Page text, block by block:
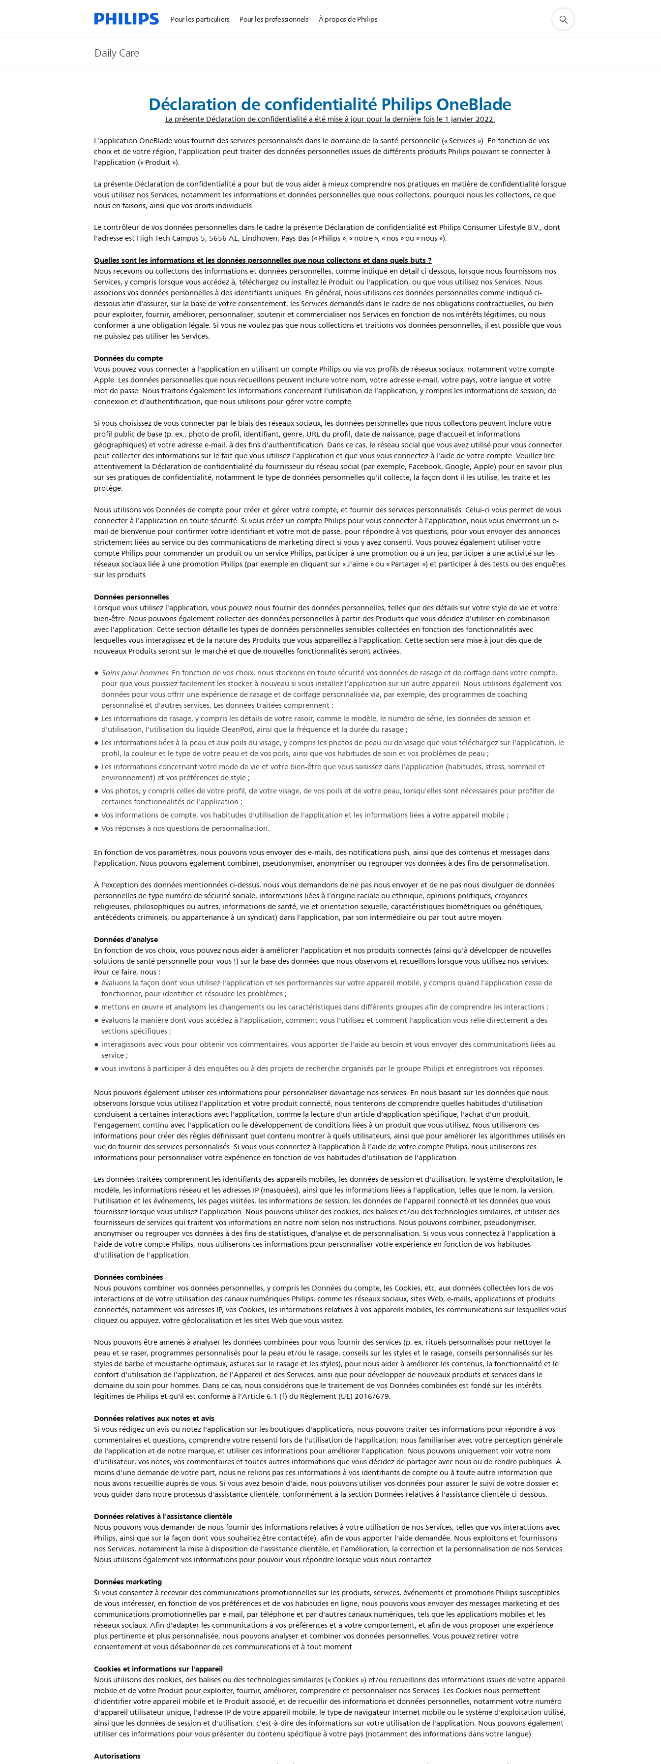
Pour les particuliers Pour les professionnels À propos de Philips
Daily Care
Déclaration de confidentialité Philips OneBlade
La présente Déclaration de confidentialité a été mise à jour pour la dernière fois le 1 janvier 2022.
L'application OneBlade vous fournit des services personnalisés dans le domaine de la santé personnelle (« Services »). En fonction de vos
choix et de votre région, l'application peut traiter des données personnelles issues de différents produits Philips pouvant se connecter à
l'application (« Produit »).
La présente Déclaration de confidentialité a pour but de vous aider à mieux comprendre nos pratiques en matière de confidentialité lorsque
vous utilisez nos Services, notamment les informations et données personnelles que nous collectons, pourquoi nous les collectons, ce que
nous en faisons, ainsi que vos droits individuels.
Le contrôleur de vos données personnelles dans le cadre la présente Déclaration de confidentialité est Philips Consumer Lifestyle B.V., dont
l'adresse est High Tech Campus 5, 5656 AE, Eindhoven, Pays-Bas (« Philips », « notre », « nos » ou « nous »).
Quelles sont les informations et les données personnelles que nous collectons et dans quels buts ?
Nous recevons ou collectons des informations et données personnelles, comme indiqué en détail ci-dessous, lorsque nous fournissons nos
Services, y compris lorsque vous accédez à, téléchargez ou installez le Produit ou l'application, ou que vous utilisez nos Services. Nous
associons vos données personnelles à des identifiants uniques. En général, nous utilisons ces données personnelles comme indiqué ci-
dessous afin d'assurer, sur la base de votre consentement, les Services demandés dans le cadre de nos obligations contractuelles, ou bien
pour exploiter, fournir, améliorer, personnaliser, soutenir et commercialiser nos Services en fonction de nos intérêts légitimes, ou nous
conformer à une obligation légale. Si vous ne voulez pas que nous collections et traitions vos données personnelles, il est possible que vous
ne puissiez pas utiliser les Services.
Données du compte
Vous pouvez vous connecter à l'application en utilisant un compte Philips ou via vos profils de réseaux sociaux, notamment votre compte
Apple. Les données personnelles que nous recueillons peuvent inclure votre nom, votre adresse e-mail, votre pays, votre langue et votre
mot de passe. Nous traitons également les informations concernant l'utilisation de l'application, y compris les informations de session, de
connexion et d'authentification, que nous utilisons pour gérer votre compte.
Si vous choisissez de vous connecter par le biais des réseaux sociaux, les données personnelles que nous collectons peuvent inclure votre
profil public de base (p. ex., photo de profil, identifiant, genre, URL du profil, date de naissance, page d'accueil et informations
géographiques) et votre adresse e-mail, à des fins d'authentification. Dans ce cas, le réseau social que vous avez utilisé pour vous connecter
peut collecter des informations sur le fait que vous utilisez l'application et que vous vous connectez à l'aide de votre compte. Veuillez lire
attentivement la Déclaration de confidentialité du fournisseur du réseau social (par exemple, Facebook, Google, Apple) pour en savoir plus
sur ses pratiques de confidentialité, notamment le type de données personnelles qu'il collecte, la façon dont il les utilise, les traite et les
protège.
Nous utilisons vos Données de compte pour créer et gérer votre compte, et fournir des services personnalisés. Celui-ci vous permet de vous
connecter à l'application en toute sécurité. Si vous créez un compte Philips pour vous connecter à l'application, nous vous enverrons un e-
mail de bienvenue pour confirmer votre identifiant et votre mot de passe, pour répondre à vos questions, pour vous envoyer des annonces
strictement liées au service ou des communications de marketing direct si vous y avez consenti. Vous pouvez également utiliser votre
compte Philips pour commander un produit ou un service Philips, participer à une promotion ou à un jeu, participer à une activité sur les
réseaux sociaux liée à une promotion Philips (par exemple en cliquant sur « J'aime » ou « Partager ») et participer à des tests ou des enquêtes
sur les produits.
Données personnelles
Lorsque vous utilisez l'application, vous pouvez nous fournir des données personnelles, telles que des détails sur votre style de vie et votre
bien-être. Nous pouvons également collecter des données personnelles à partir des Produits que vous décidez d'utiliser en combinaison
avec l'application. Cette section détaille les types de données personnelles sensibles collectées en fonction des fonctionnalités avec
lesquelles vous interagissez et de la nature des Produits que vous appareillez à l'application. Cette section sera mise à jour dès que de
nouveaux Produits seront sur le marché et que de nouvelles fonctionnalités seront activées.
Soins pour hommes. En fonction de vos choix, nous stockons en toute sécurité vos données de rasage et de coiffage dans votre compte,
pour que vous puissiez facilement les stocker à nouveau si vous installez l'application sur un autre appareil. Nous utilisons également vos
données pour vous offrir une expérience de rasage et de coiffage personnalisée via, par exemple, des programmes de coaching
personnalisé et d'autres services. Les données traitées comprennent :
Les informations de rasage, y compris les détails de votre rasoir, comme le modèle, le numéro de série, les données de session et
d'utilisation, l'utilisation du liquide CleanPod, ainsi que la fréquence et la durée du rasage ;
Les informations liées à la peau et aux poils du visage, y compris les photos de peau ou de visage que vous téléchargez sur l'application, le
profil, la couleur et le type de votre peau et de vos poils, ainsi que vos habitudes de soin et vos problèmes de peau ;
Les informations concernant votre mode de vie et votre bien-être que vous saisissez dans l'application (habitudes, stress, sommeil et
environnement) et vos préférences de style ;
Vos photos, y compris celles de votre profil, de votre visage, de vos poils et de votre peau, lorsqu'elles sont nécessaires pour profiter de
certaines fonctionnalités de l'application ;
Vos informations de compte, vos habitudes d'utilisation de l'application et les informations liées à votre appareil mobile ;
Vos réponses à nos questions de personnalisation.
En fonction de vos paramètres, nous pouvons vous envoyer des e-mails, des notifications push, ainsi que des contenus et messages dans
l'application. Nous pouvons également combiner, pseudonymiser, anonymiser ou regrouper vos données à des fins de personnalisation.
À l'exception des données mentionnées ci-dessus, nous vous demandons de ne pas nous envoyer et de ne pas nous divulguer de données
personnelles de type numéro de sécurité sociale, informations liées à l'origine raciale ou ethnique, opinions politiques, croyances
religieuses, philosophiques ou autres, informations de santé, vie et orientation sexuelle, caractéristiques biométriques ou génétiques,
antécédents criminels, ou appartenance à un syndicat) dans l'application, par son intermédiaire ou par tout autre moyen.
Données d'analyse
En fonction de vos choix, vous pouvez nous aider à améliorer l'application et nos produits connectés (ainsi qu'à développer de nouvelles
solutions de santé personnelle pour vous !) sur la base des données que nous observons et recueillons lorsque vous utilisez nos services.
Pour ce faire, nous :
évaluons la façon dont vous utilisez l'application et ses performances sur votre appareil mobile, y compris quand l'application cesse de
fonctionner, pour identifier et résoudre les problèmes ;
mettons en œuvre et analysons les changements ou les caractéristiques dans différents groupes afin de comprendre les interactions ;
évaluons la manière dont vous accédez à l'application, comment vous l'utilisez et comment l'application vous relie directement à des
sections spécifiques ;
interagissons avec vous pour obtenir vos commentaires, vous apporter de l'aide au besoin et vous envoyer des communications liées au
service ;
vous invitons à participer à des enquêtes ou à des projets de recherche organisés par le groupe Philips et enregistrons vos réponses.
Nous pouvons également utiliser ces informations pour personnaliser davantage nos services. En nous basant sur les données que nous
observons lorsque vous utilisez l'application et votre produit connecté, nous tenterons de comprendre quelles habitudes d'utilisation
conduisent à certaines interactions avec l'application, comme la lecture d'un article d'application spécifique, l'achat d'un produit,
l'engagement continu avec l'application ou le développement de conditions liées à un produit que vous utilisez. Nous utiliserons ces
informations pour créer des règles définissant quel contenu montrer à quels utilisateurs, ainsi que pour améliorer les algorithmes utilisés en
vue de fournir des services personnalisés. Si vous vous connectez à l'application à l'aide de votre compte Philips, nous utiliserons ces
informations pour personnaliser votre expérience en fonction de vos habitudes d'utilisation de l'application.
Les données traitées comprennent les identifiants des appareils mobiles, les données de session et d'utilisation, le système d'exploitation, le
modèle, les informations réseau et les adresses IP (masquées), ainsi que les informations liées à l'application, telles que le nom, la version,
l'utilisation et les événements, les pages visitées, les informations de session, les données de l'appareil connecté et les données que vous
fournissez lorsque vous utilisez l'application. Nous pouvons utiliser des cookies, des balises et/ou des technologies similaires, et utiliser des
fournisseurs de services qui traitent vos informations en notre nom selon nos instructions. Nous pouvons combiner, pseudonymiser,
anonymiser ou regrouper vos données à des fins de statistiques, d'analyse et de personnalisation. Si vous vous connectez à l'application à
l'aide de votre compte Philips, nous utiliserons ces informations pour personnaliser votre expérience en fonction de vos habitudes
d'utilisation de l'application.
Données combinées
Nous pouvons combiner vos données personnelles, y compris les Données du compte, les Cookies, etc. aux données collectées lors de vos
interactions et de votre utilisation des canaux numériques Philips, comme les réseaux sociaux, sites Web, e-mails, applications et produits
connectés, notamment vos adresses IP, vos Cookies, les informations relatives à vos appareils mobiles, les communications sur lesquelles vous
cliquez ou appuyez, votre géolocalisation et les sites Web que vous visitez.
Nous pouvons être amenés à analyser les données combinées pour vous fournir des services (p. ex. rituels personnalisés pour nettoyer la
peau et se raser, programmes personnalisés pour la peau et/ou le rasage, conseils sur les styles et le rasage, conseils personnalisés sur les
styles de barbe et moustache optimaux, astuces sur le rasage et les styles), pour nous aider à améliorer les contenus, la fonctionnalité et le
confort d'utilisation de l'application, de l'Appareil et des Services, ainsi que pour développer de nouveaux produits et services dans le
domaine du soin pour hommes. Dans ce cas, nous considérons que le traitement de vos Données combinées est fondé sur les intérêts
légitimes de Philips et qu'il est conforme à l'Article 6.1 (f) du Règlement (UE) 2016/679.
Données relatives aux notes et avis
Si vous rédigez un avis ou notez l'application sur les boutiques d'applications, nous pouvons traiter ces informations pour répondre à vos
commentaires et questions, comprendre votre ressenti lors de l'utilisation de l'application, nous familiariser avec votre perception générale
de l'application et de notre marque, et utiliser ces informations pour améliorer l'application. Nous pouvons uniquement voir votre nom
d'utilisateur, vos notes, vos commentaires et toutes autres informations que vous décidez de partager avec nous ou de rendre publiques. À
moins d'une demande de votre part, nous ne relions pas ces informations à vos identifiants de compte ou à toute autre information que
nous avons recueillie auprès de vous. Si vous avez besoin d'aide, nous pouvons utiliser vos données pour assurer le suivi de votre dossier et
vous guider dans notre processus d'assistance clientèle, conformément à la section Données relatives à l'assistance clientèle ci-dessous.
Données relatives à l'assistance clientèle
Nous pouvons vous demander de nous fournir des informations relatives à votre utilisation de nos Services, telles que vos interactions avec
Philips, ainsi que sur la façon dont vous souhaitez être contacté(e), afin de vous apporter l'aide demandée. Nous exploitons et fournissons
nos Services, notamment la mise à disposition de l'assistance clientèle, et l'amélioration, la correction et la personnalisation de nos Services.
Nous utilisons également vos informations pour pouvoir vous répondre lorsque vous nous contactez.
Données marketing
Si vous consentez à recevoir des communications promotionnelles sur les produits, services, événements et promotions Philips susceptibles
de vous intéresser, en fonction de vos préférences et de vos habitudes en ligne, nous pouvons vous envoyer des messages marketing et des
communications promotionnelles par e-mail, par téléphone et par d'autres canaux numériques, tels que les applications mobiles et les
réseaux sociaux. Afin d'adapter les communications à vos préférences et à votre comportement, et afin de vous proposer une expérience
plus pertinente et plus personnalisée, nous pouvons analyser et combiner vos données personnelles. Vous pouvez retirer votre
consentement et vous désabonner de ces communications et à tout moment.
Cookies et informations sur l'appareil
Nous utilisons des cookies, des balises ou des technologies similaires (« Cookies ») et/ou recueillons des informations issues de votre appareil
mobile et de votre Produit pour exploiter, fournir, améliorer, comprendre et personnaliser nos Services. Les Cookies nous permettent
d'identifier votre appareil mobile et le Produit associé, et de recueillir des informations et données personnelles, notamment votre numéro
d'appareil utilisateur unique, l'adresse IP de votre appareil mobile, le type de navigateur Internet mobile ou le système d'exploitation utilisé,
ainsi que les données de session et d'utilisation, c'est-à-dire des informations sur votre utilisation de l'application. Nous pouvons également
utiliser ces informations pour vous présenter du contenu spécifique à votre pays (notamment des informations dans votre langue).
Autorisations